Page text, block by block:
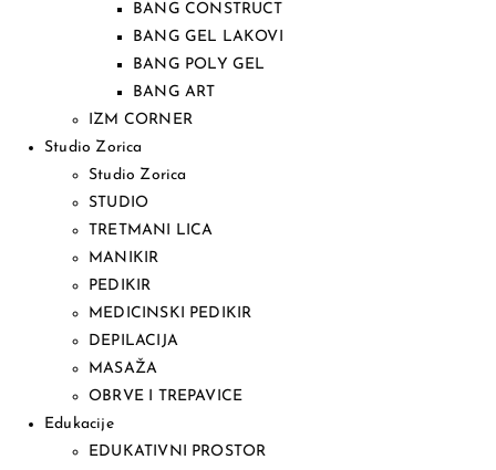
BANG CONSTRUCT
BANG GEL LAKOVI
BANG POLY GEL
BANG ART
IZM CORNER
Studio Zorica
Studio Zorica
STUDIO
TRETMANI LICA
MANIKIR
PEDIKIR
MEDICINSKI PEDIKIR
DEPILACIJA
MASAŽA
OBRVE I TREPAVICE
Edukacije
EDUKATIVNI PROSTOR